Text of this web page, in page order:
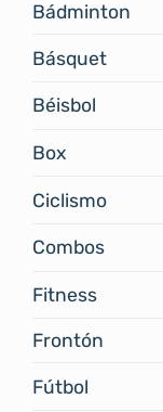
Bádminton
Básquet
Béisbol
Box
Ciclismo
Combos
Fitness
Frontón
Fútbol